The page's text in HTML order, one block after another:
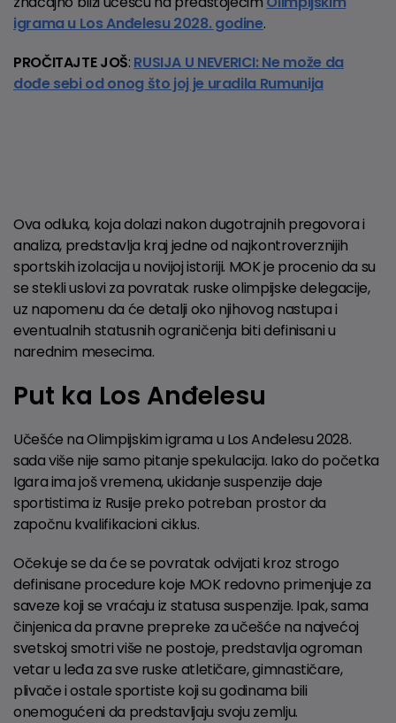
igrama u Los Anđelesu 2028. godine.
PROČITAJTE JOŠ: RUSIJA U NEVERICI: Ne može da
dođe sebi od onog što joj je uradila Rumunija
Ova odluka, koja dolazi nakon dugotrajnih pregovora i
analiza, predstavlja kraj jedne od najkontroverznijih
sportskih izolacija u novijoj istoriji. MOK je procenio da su
se stekli uslovi za povratak ruske olimpijske delegacije,
uz napomenu da će detalji oko njihovog nastupa i
eventualnih statusnih ograničenja biti definisani u
narednim mesecima.
Put ka Los Anđelesu
Učešće na Olimpijskim igrama u Los Anđelesu 2028.
sada više nije samo pitanje spekulacija. Iako do početka
Igara ima još vremena, ukidanje suspenzije daje
sportistima iz Rusije preko potreban prostor da
započnu kvalifikacioni ciklus.
Očekuje se da će se povratak odvijati kroz strogo
definisane procedure koje MOK redovno primenjuje za
saveze koji se vraćaju iz statusa suspenzije. Ipak, sama
činjenica da pravne prepreke za učešće na najvećoj
svetskoj smotri više ne postoje, predstavlja ogroman
vetar u leđa za sve ruske atletičare, gimnastičare,
plivače i ostale sportiste koji su godinama bili
onemogućeni da predstavljaju svoju zemlju.